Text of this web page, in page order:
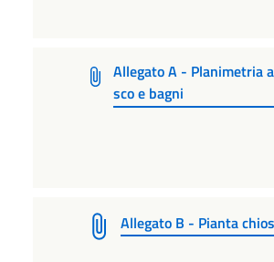
Allegato A - Planimetria
sco e bagni
Allegato B - Pianta